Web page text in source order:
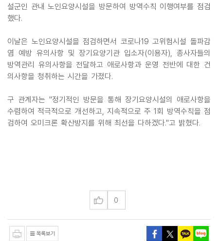
설군인 관내 노인요양시설을 방문하여 방역수칙 이행여부를 점검
했다.
이날은 노인요양시설을 점검하면서 코로나19 고위험시설 돌파감
염 예방 유의사항 및 장기요양기관 입소자(이용자), 종사자들의
방역관리 유의사항을 전달하고 애로사항과 운영 전반에 대한 건
의사항을 청취하는 시간을 가졌다.
구 관계자는 "정기적인 방문을 통해 장기요양시설의 애로사항을
수렴하여 적극적으로 개선하고, 지속적으로 주 1회 방역수칙을 점
검하여 오미크론 확산방지를 위해 최선을 다하겠다."고 밝혔다.
0